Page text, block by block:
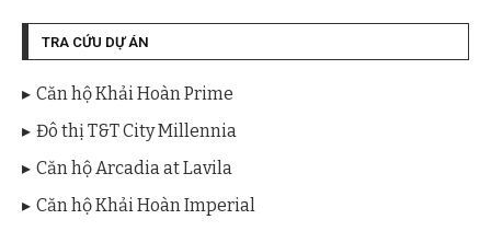
TRA CỨU DỰ ÁN
Căn hộ Khải Hoàn Prime
Đô thị T&T City Millennia
Căn hộ Arcadia at Lavila
Căn hộ Khải Hoàn Imperial